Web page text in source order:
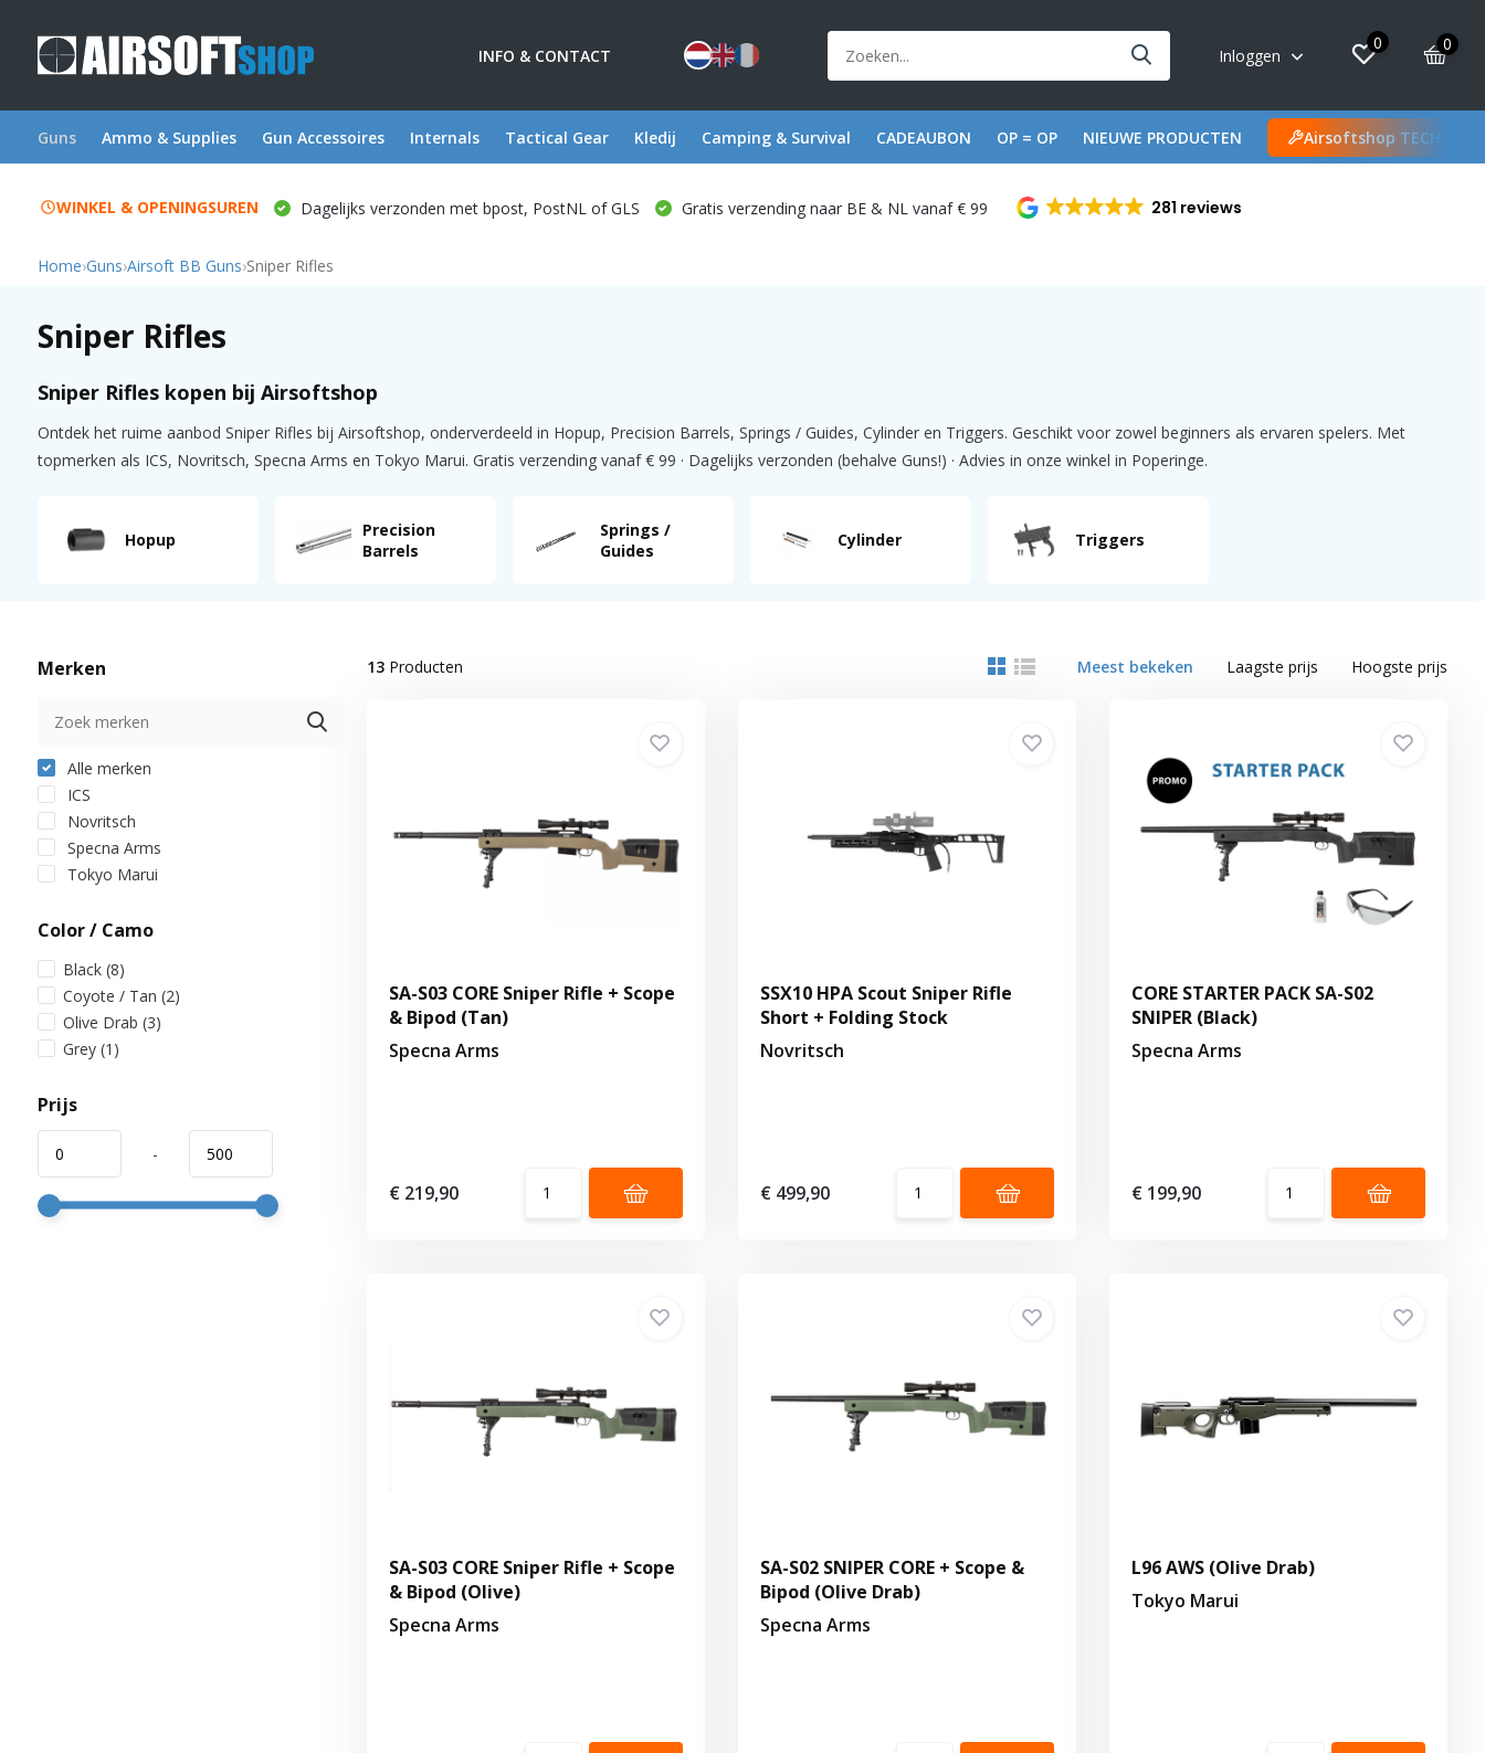
INFO & CONTACT Inloggen
0 0
Guns Ammo & Supplies Gun Accessoires Internals Tactical Gear Kledij Camping & Survival CADEAUBON OP = OP NIEUWE PRODUCTEN Airsoftshop TECH
WINKEL & OPENINGSUREN Dagelijks verzonden met bpost, PostNL of GLS Gratis verzending naar BE & NL vanaf € 99 281 reviews
Home›Guns›Airsoft BB Guns›Sniper Rifles
Sniper Rifles
Sniper Rifles kopen bij Airsoftshop
Ontdek het ruime aanbod Sniper Rifles bij Airsoftshop, onderverdeeld in Hopup, Precision Barrels, Springs / Guides, Cylinder en Triggers. Geschikt voor zowel beginners als ervaren spelers. Met
topmerken als ICS, Novritsch, Specna Arms en Tokyo Marui. Gratis verzending vanaf € 99 · Dagelijks verzonden (behalve Guns!) · Advies in onze winkel in Poperinge.
Hopup
Precision
Barrels
Springs /
Guides
Cylinder Triggers
Merken
Alle merken
ICS
Novritsch
Specna Arms
Tokyo Marui
Color / Camo
Black (8)
Coyote / Tan (2)
Olive Drab (3)
Grey (1)
Prijs
-
13Producten Meest bekeken Laagste prijs Hoogste prijs
SA-S03 CORE Sniper Rifle + Scope
& Bipod (Tan)
Specna Arms
€ 219,90
SSX10 HPA Scout Sniper Rifle
Short + Folding Stock
Novritsch
€ 499,90
CORE STARTER PACK SA-S02
SNIPER (Black)
Specna Arms
€ 199,90
SA-S03 CORE Sniper Rifle + Scope
& Bipod (Olive)
Specna Arms
SA-S02 SNIPER CORE + Scope &
Bipod (Olive Drab)
Specna Arms
L96 AWS (Olive Drab)
Tokyo Marui